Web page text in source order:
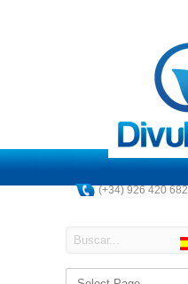
(+34) 926 420 682